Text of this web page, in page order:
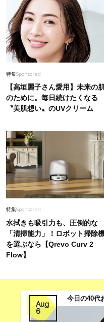
特集Sponsored
【高垣麗子さん愛用】未来の
のために。毎日続けたくなる
〝美肌想い〟のUVクリーム
特集Sponsored
水拭きも吸引力も、圧倒的な
「清掃能力」！ロボット掃除
を選ぶなら【Qrevo Curv 2
Flow】
Aug
6
今日の40代